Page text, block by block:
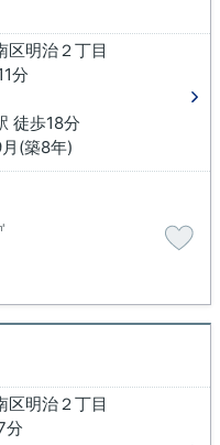
区明治２丁目
分
徒歩18分
(築8年)
区明治２丁目
分